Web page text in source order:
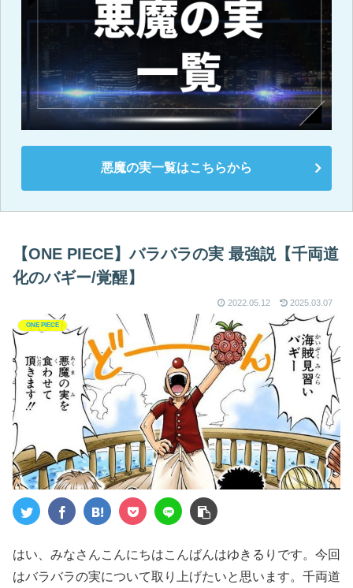
悪魔の実一覧はこちらから
【ONE PIECE】バラバラの実 最強説【千両道
化のバギー/覚醒】
2022.05.12 2025.03.07
ONE PIECE
はい、みなさんこんにちはこんばんはゆきるりです。今回
はバラバラの実について取り上げたいと思います。千両道